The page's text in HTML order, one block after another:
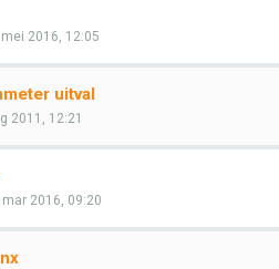
2016, 12:05
uitval
2011, 12:21
mar 2016, 09:20